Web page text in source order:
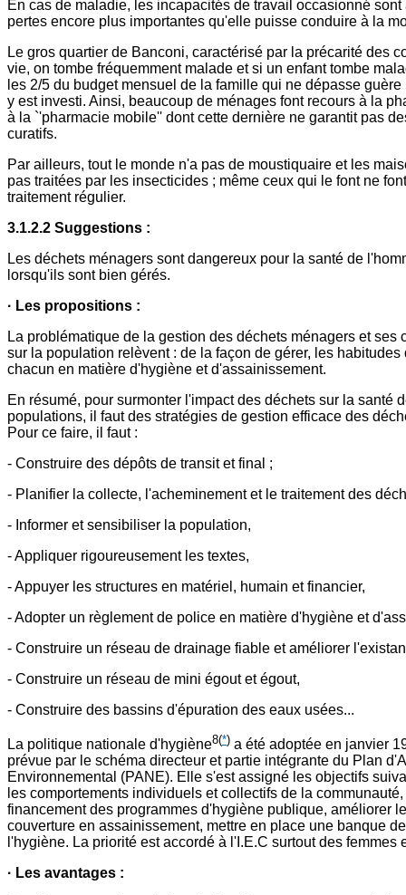
En cas de maladie, les incapacités de travail occasionné sont
pertes encore plus importantes qu'elle puisse conduire à la
Le gros quartier de Banconi, caractérisé par la précarité des
vie, on tombe fréquemment malade et si un enfant tombe
les 2/5 du budget mensuel de la famille qui ne dépasse guère
y est investi. Ainsi, beaucoup de ménages font recours à la
à la `'pharmacie mobile'' dont cette dernière ne garantit pas
curatifs.
Par ailleurs, tout le monde n'a pas de moustiquaire et les
pas traitées par les insecticides ; même ceux qui le font ne
traitement régulier.
3.1.2.2 Suggestions :
Les déchets ménagers sont dangereux pour la santé de
lorsqu'ils sont bien gérés.
· Les propositions :
La problématique de la gestion des déchets ménagers et ses
sur la population relèvent : de la façon de gérer, les habitudes
chacun en matière d'hygiène et d'assainissement.
En résumé, pour surmonter l'impact des déchets sur la santé
populations, il faut des stratégies de gestion efficace des
Pour ce faire, il faut :
- Construire des dépôts de transit et final ;
- Planifier la collecte, l'acheminement et le traitement des
- Informer et sensibiliser la population,
- Appliquer rigoureusement les textes,
- Appuyer les structures en matériel, humain et financier,
- Adopter un règlement de police en matière d'hygiène et
- Construire un réseau de drainage fiable et améliorer
- Construire un réseau de mini égout et égout,
- Construire des bassins d'épuration des eaux usées...
La politique nationale d'hygiène8(*) a été adoptée en janvier
prévue par le schéma directeur et partie intégrante du Plan
Environnemental (PANE). Elle s'est assigné les objectifs
les comportements individuels et collectifs de la
financement des programmes d'hygiène publique, améliorer
couverture en assainissement, mettre en place une banque
l'hygiène. La priorité est accordé à l'I.E.C surtout des femmes
· Les avantages :